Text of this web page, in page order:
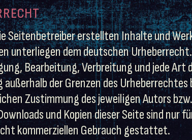
Seitenbetreiber erstellten Inhalte und
unterliegen dem deutschen
Bearbeitung, Verbreitung und jede Art
der Grenzen des Urheberrechtes
Zustimmung des jeweiligen Autors bzw.
und Kopien dieser Seite sind nur
kommerziellen Gebrauch gestattet.